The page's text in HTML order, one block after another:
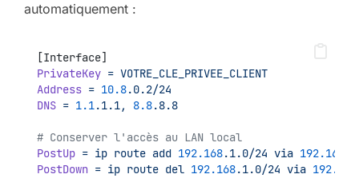
automatiquement :
[Interface]
PrivateKey = VOTRE_CLE_PRIVEE_CLIENT
Address = 10.8.0.2/24
DNS = 1.1.1.1, 8.8.8.8
# Conserver l'accès au LAN local
PostUp = ip route add 192.168.1.0/24 via 192.168
PostDown = ip route del 192.168.1.0/24 via 192.168